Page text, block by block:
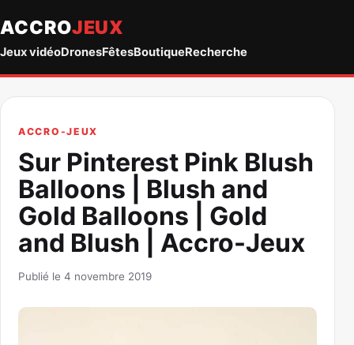
ACCROJEUX
Jeux vidéoDronesFêtesBoutiqueRecherche
ACCRO-JEUX
Sur Pinterest Pink Blush
Balloons | Blush and
Gold Balloons | Gold
and Blush | Accro-Jeux
Publié le 4 novembre 2019